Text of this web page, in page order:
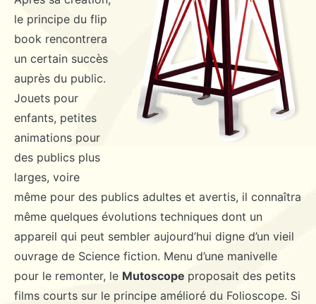
le principe du flip
book rencontrera
un certain succès
auprès du public.
Jouets pour
enfants, petites
animations pour
des publics plus
larges, voire
même pour des publics adultes et avertis, il connaîtra
même quelques évolutions techniques dont un
appareil qui peut sembler aujourd’hui digne d’un vieil
ouvrage de Science fiction. Menu d’une manivelle
pour le remonter, le Mutoscope proposait des petits
films courts sur le principe amélioré du Folioscope. Si